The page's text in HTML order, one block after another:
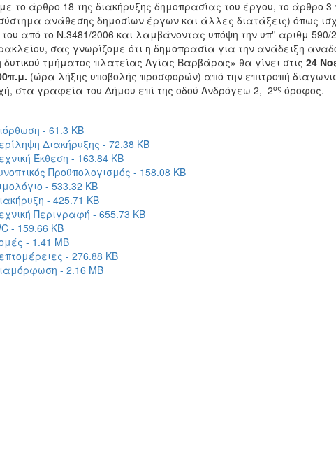
το άρθρο 18 της διακήρυξης δημοπρασίας του έργου, το άρθρο
σύστημα ανάθεσης δημοσίων έργων και άλλες διατάξεις) όπως
του από το Ν.3481/2006 και λαμβάνοντας υπόψη την υπ'' αριθμ
σας γνωρίζομε ότι η δημοπρασία για την ανάδειξη
τμήματος πλατείας Αγίας Βαρβάρας» θα γίνει στις 24
(ώρα λήξης υποβολής προσφορών) από την επιτροπή
στα γραφεία του Δήμου επί της οδού Ανδρόγεω 2, 2ος όροφος.
- 61.3 KB
Διακήρυξης - 72.38 KB
Έκθεση - 163.84 KB
Προϋπολογισμός - 158.08 KB
- 533.32 KB
- 425.71 KB
Περιγραφή - 655.73 KB
- 159.66 KB
- 1.41 MB
- 276.88 KB
- 2.16 MB